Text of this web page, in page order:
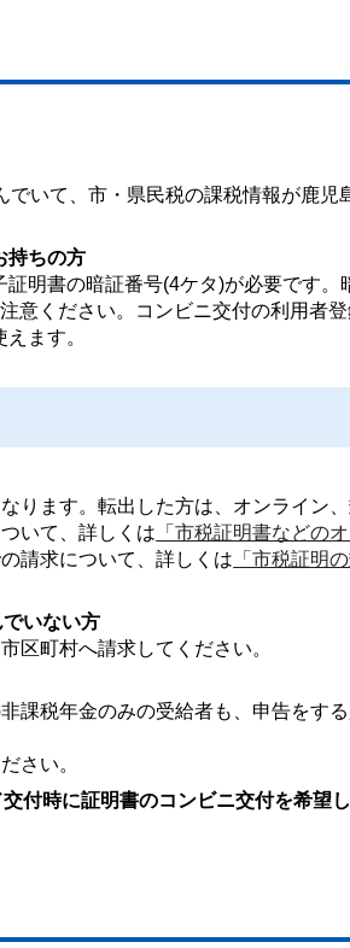
いて、市・県民税の課税情報が鹿児
持ちの方
明書の暗証番号(4ケタ)が必要です。
意ください。コンビニ交付の利用者
ます。
ります。転出した方は、オンライン
いて、詳しくは 「市税証明書などの
請求について、詳しくは 「市税証明
いない方
区町村へ請求してください。
課税年金のみの受給者も、申告をす
さい。
付時に証明書のコンビニ交付を希望